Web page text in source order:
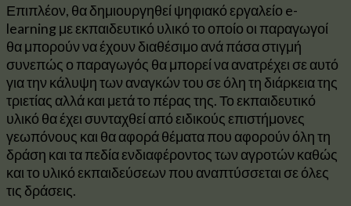
Επιπλέον, θα δημιουργηθεί ψηφιακό εργαλείο e-
learning με εκπαιδευτικό υλικό το οποίο οι παραγωγοί
θα μπορούν να έχουν διαθέσιμο ανά πάσα στιγμή
συνεπώς ο παραγωγός θα μπορεί να ανατρέχει σε αυτό
για την κάλυψη των αναγκών του σε όλη τη διάρκεια της
τριετίας αλλά και μετά το πέρας της. Το εκπαιδευτικό
υλικό θα έχει συνταχθεί από ειδικούς επιστήμονες
γεωπόνους και θα αφορά θέματα που αφορούν όλη τη
δράση και τα πεδία ενδιαφέροντος των αγροτών καθώς
και το υλικό εκπαιδεύσεων που αναπτύσσεται σε όλες
τις δράσεις.